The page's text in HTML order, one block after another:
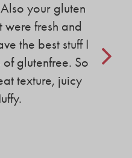
your gluten
fresh and
the best stuff I
glutenfree. So
texture, juicy